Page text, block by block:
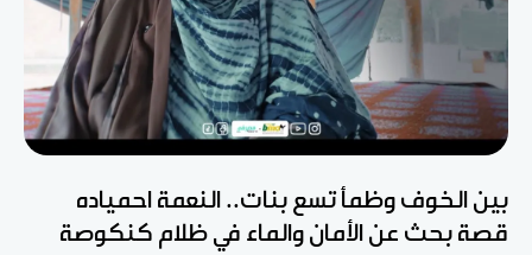
بين الخوف وظمأ تسع بنات.. النعمة احمياده
قصة بحث عن الأمان والماء في ظلام كنكوصة